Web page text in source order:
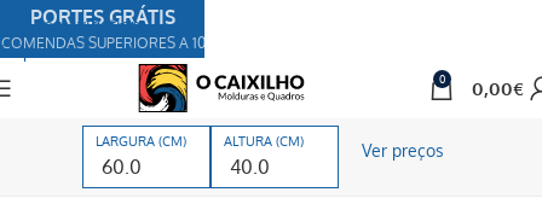
Skip to navigation
Skip to main content
0 0,00€
LARGURA (CM) ALTURA (CM) Ver preços
PORTES GRÁTIS
SUPERIORES A 100€